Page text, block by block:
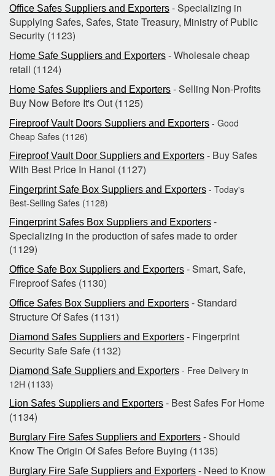
Office Safes Suppliers and Exporters - Specializing in
Supplying Safes, Safes, State Treasury, Ministry of Public
Security (1123)
Home Safe Suppliers and Exporters - Wholesale cheap
retail (1124)
Home Safes Suppliers and Exporters - Selling Non-Profits
Buy Now Before It's Out (1125)
Fireproof Vault Doors Suppliers and Exporters - Good
Cheap Safes (1126)
Fireproof Vault Door Suppliers and Exporters - Buy Safes
With Best Price In Hanoi (1127)
Fingerprint Safe Box Suppliers and Exporters - Today's
Best-Selling Safes (1128)
Fingerprint Safes Box Suppliers and Exporters -
Specializing in the production of safes made to order
(1129)
Office Safe Box Suppliers and Exporters - Smart, Safe,
Fireproof Safes (1130)
Office Safes Box Suppliers and Exporters - Standard
Structure Of Safes (1131)
Diamond Safes Suppliers and Exporters - Fingerprint
Security Safe Safe (1132)
Diamond Safe Suppliers and Exporters - Free Delivery in
12H (1133)
Lion Safes Suppliers and Exporters - Best Safes For Home
(1134)
Burglary Fire Safes Suppliers and Exporters - Should
Know The Origin Of Safes Before Buying (1135)
Burglary Fire Safe Suppliers and Exporters - Need to Know